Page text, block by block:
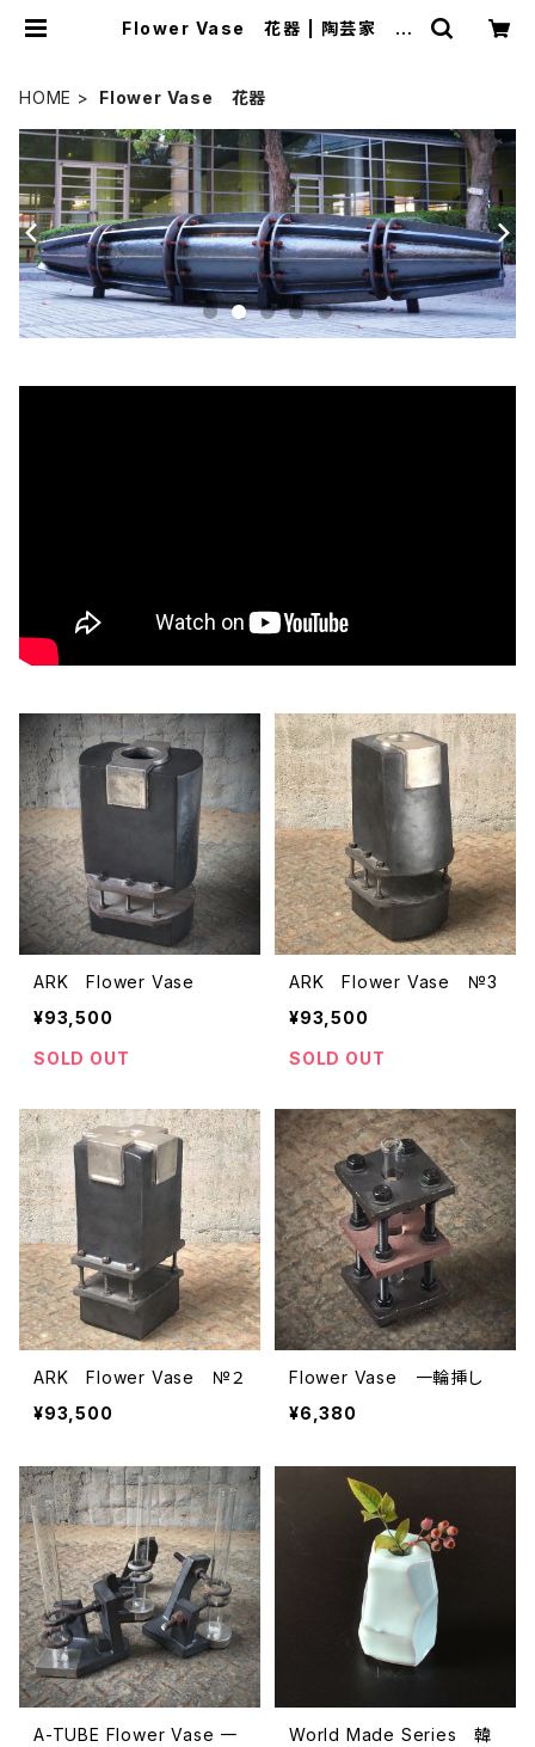
Flower Vase 花器 | 陶芸家 田
HOME
Flower Vase 花器
ARK Flower Vase
¥93,500
SOLD OUT
ARK Flower Vase №3
¥93,500
SOLD OUT
ARK Flower Vase №２
¥93,500
Flower Vase 一輪挿し
¥6,380
A-TUBE Flower Vase 一
World Made Series 韓